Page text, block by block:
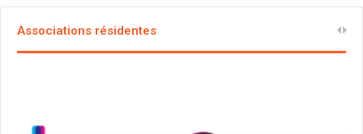
Associations résidentes